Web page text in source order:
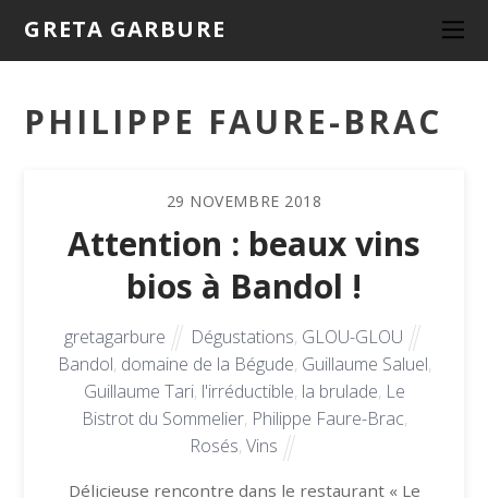
GRETA GARBURE
PHILIPPE FAURE-BRAC
29 NOVEMBRE 2018
Attention : beaux vins
bios à Bandol !
gretagarbure Dégustations, GLOU-GLOU
Bandol, domaine de la Bégude, Guillaume Saluel,
Guillaume Tari, l'irréductible, la brulade, Le
Bistrot du Sommelier, Philippe Faure-Brac,
Rosés,Vins
Délicieuse rencontre dans le restaurant « Le